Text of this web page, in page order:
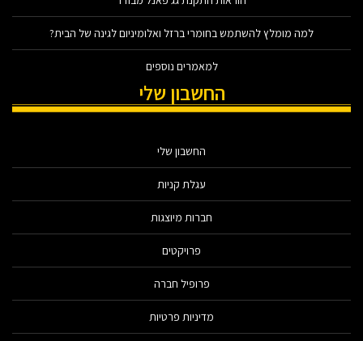
למה מומלץ להשתמש בחומרי ברזל ואלומיניום לגינה של הבית?
למאמרים נוספים
החשבון שלי
החשבון שלי
עגלת קניות
חברות מיוצגות
פרויקטים
פרופיל חברה
מדיניות פרטיות